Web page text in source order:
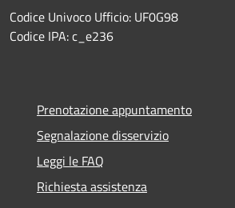
Codice Univoco Ufficio: UF0G98
Codice IPA: c_e236
Prenotazione appuntamento
Segnalazione disservizio
Leggi le FAQ
Richiesta assistenza